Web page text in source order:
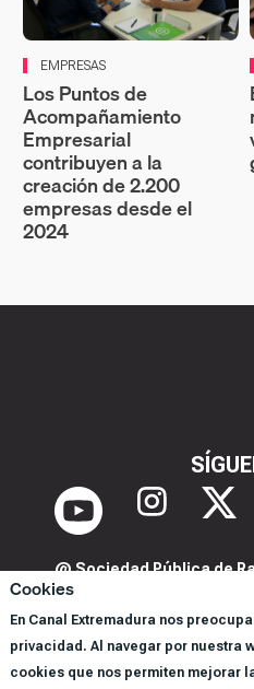
Cookies
En Canal Extremadura nos
privacidad. Al navegar por nuestra
cookies que nos permiten mejorar
EMPRESAS
Los Puntos de
Acompañamiento
Empresarial
contribuyen a la
creación de 2.200
empresas desde el
2024
@ Sociedad Pública de
POLITICA DE